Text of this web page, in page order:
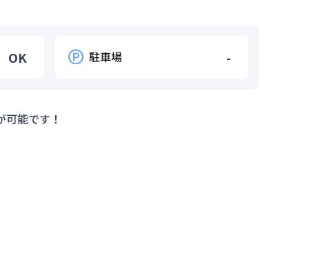
OK 駐車場 -
能です！